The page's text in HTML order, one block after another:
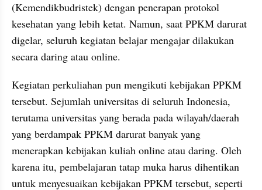
(Kemendikbudristek) dengan penerapan protokol
kesehatan yang lebih ketat. Namun, saat PPKM darurat
digelar, seluruh kegiatan belajar mengajar dilakukan
secara daring atau online.
Kegiatan perkuliahan pun mengikuti kebijakan PPKM
tersebut. Sejumlah universitas di seluruh Indonesia,
terutama universitas yang berada pada wilayah/daerah
yang berdampak PPKM darurat banyak yang
menerapkan kebijakan kuliah online atau daring. Oleh
karena itu, pembelajaran tatap muka harus dihentikan
untuk menyesuaikan kebijakan PPKM tersebut, seperti